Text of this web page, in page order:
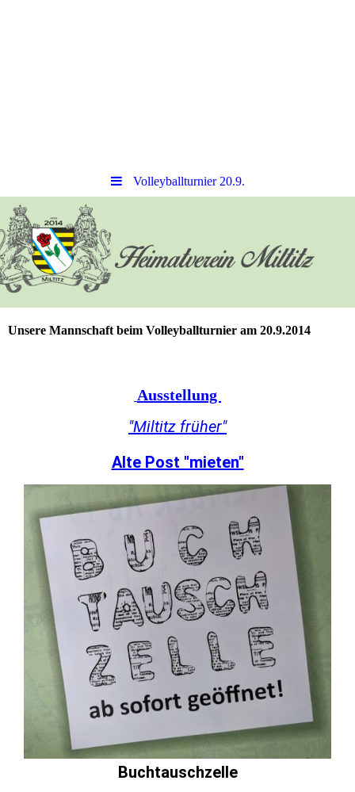
Volleyballturnier 20.9.
Unsere Mannschaft beim Volleyballturnier am 20.9.2014
Ausstellung
"Miltitz früher"
Alte Post "mieten"
Buchtauschzelle